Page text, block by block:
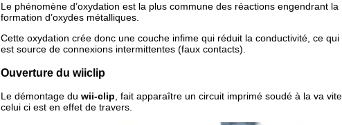
Le phénomène d’oxydation est la plus commune des réactions engendrant la
formation d’oxydes métalliques.
Cette oxydation crée donc une couche infime qui réduit la conductivité, ce qui
est source de connexions intermittentes (faux contacts).
Ouverture du wiiclip
Le démontage du wii-clip, fait apparaître un circuit imprimé soudé à la va
celui ci est en effet de travers.